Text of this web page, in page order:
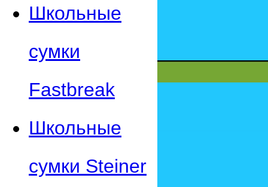
Школьные
сумки
Fastbreak
Школьные
сумки Steiner